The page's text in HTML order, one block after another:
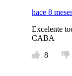
hace 8
Excelente
CABA
8